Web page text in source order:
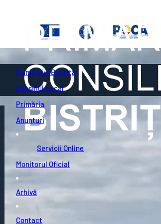
Municipiul Bistrița
Consiliul Local
Primăria
Anunțuri
Servicii Online
Monitorul Oficial
Arhivă
Contact